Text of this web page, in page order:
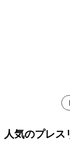
人気のプレス